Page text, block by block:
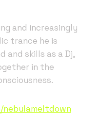
and increasingly
trance he is
and skills as a Dj,
in the